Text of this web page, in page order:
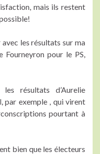
mais ils restent
les résultats sur ma
Fourneyron pour le PS,
résultats d’Aurelie
par exemple , qui virent
pourtant à
bien que les électeurs